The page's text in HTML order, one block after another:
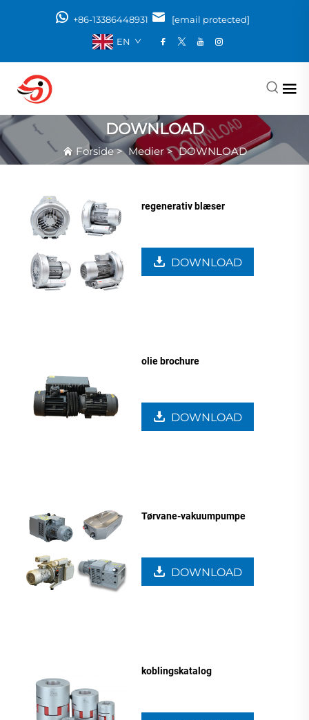
+86-13386448931
[email protected]
EN
DOWNLOAD
Forside> Medier>DOWNLOAD
regenerativ blæser
DOWNLOAD
olie brochure
DOWNLOAD
Tørvane-vakuumpumpe
DOWNLOAD
koblingskatalog